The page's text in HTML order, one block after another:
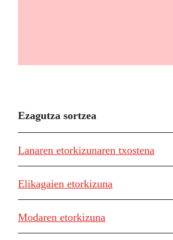
Ezagutza sortzea
Lanaren etorkizunaren txostena
Elikagaien etorkizuna
Modaren etorkizuna